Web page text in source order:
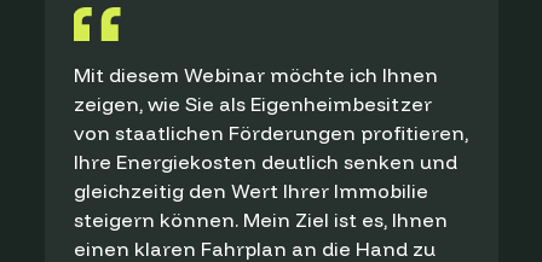
Mit diesem Webinar möchte ich Ihnen
zeigen, wie Sie als Eigenheimbesitzer
von staatlichen Förderungen profitieren,
Ihre Energiekosten deutlich senken und
gleichzeitig den Wert Ihrer Immobilie
steigern können. Mein Ziel ist es, Ihnen
einen klaren Fahrplan an die Hand zu